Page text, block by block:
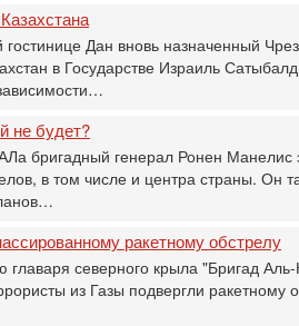
гостинице Дан вновь назначенный
в Государстве Израиль
не будет?
бригадный генерал Ронен Манелис
в том числе и центра страны. Он
ракетному обстрелу
главаря северного крыла "Бригад
из Газы подвергли ракетному